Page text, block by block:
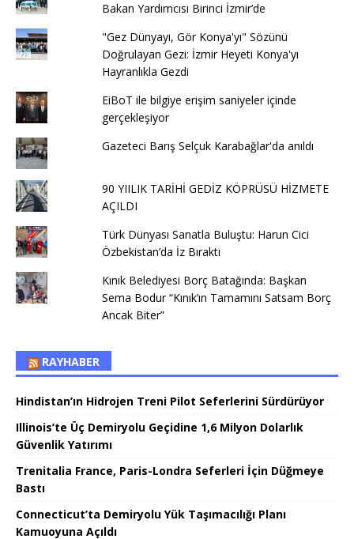
Bakan Yardımcısı Birinci İzmir’de
"Gez Dünyayı, Gör Konya'yı" Sözünü
Doğrulayan Gezi: İzmir Heyeti Konya'yı
Hayranlıkla Gezdi
EiBoT ile bilgiye erişim saniyeler içinde
gerçekleşiyor
Gazeteci Barış Selçuk Karabağlar'da anıldı
90 YIILIK TARİHİ GEDİZ KÖPRÜSÜ HİZMETE
AÇILDI
Türk Dünyası Sanatla Buluştu: Harun Cici
Özbekistan’da İz Bıraktı
Kınık Belediyesi Borç Batağında: Başkan
Sema Bodur “Kınık’ın Tamamını Satsam Borç
Ancak Biter”
RAYHABER
Hindistan’ın Hidrojen Treni Pilot Seferlerini Sürdürüyor
Illinois’te Üç Demiryolu Geçidine 1,6 Milyon Dolarlık
Güvenlik Yatırımı
Trenitalia France, Paris-Londra Seferleri İçin Düğmeye
Bastı
Connecticut’ta Demiryolu Yük Taşımacılığı Planı
Kamuoyuna Açıldı